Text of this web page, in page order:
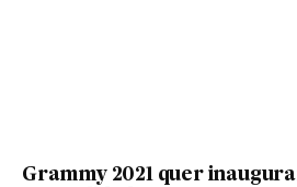
Grammy 2021 quer